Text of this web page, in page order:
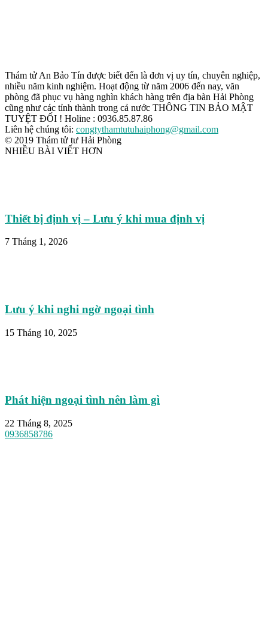
Thám tử An Bảo Tín được biết đến là đơn vị uy tín, chuyên nghiệp,
nhiều năm kinh nghiệm. Hoạt động từ năm 2006 đến nay, văn
phòng đã phục vụ hàng nghìn khách hàng trên địa bàn Hải Phòng
cũng như các tỉnh thành trong cả nước THÔNG TIN BẢO MẬT
TUYỆT ĐỐI ! Holine : 0936.85.87.86
Liên hệ chúng tôi: congtythamtutuhaiphong@gmail.com
© 2019 Thám tử tư Hải Phòng
NHIỀU BÀI VIẾT HƠN
Thiết bị định vị – Lưu ý khi mua định vị
7 Tháng 1, 2026
Lưu ý khi nghi ngờ ngoại tình
15 Tháng 10, 2025
Phát hiện ngoại tình nên làm gì
22 Tháng 8, 2025
0936858786